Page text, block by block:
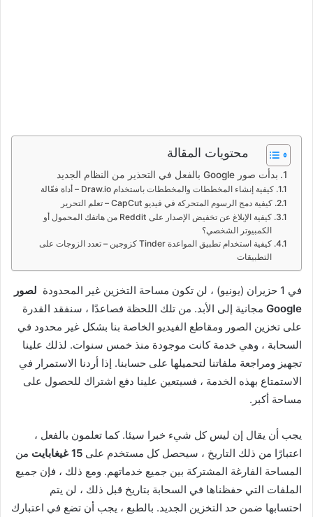
محتويات المقالة
بدأت صور Google بالفعل في التحذير من النظام الجديد
كيفية إنشاء المخططات والمخططات باستخدام Draw.io – أداة فعّالة
كيفية دمج الرسوم المتحركة في فيديو CapCut – تعلم التحرير
كيفية الإبلاغ عن تخفيض الإصدار على Reddit من هاتفك المحمول أو
الكمبيوتر الشخصي؟
كيفية استخدام تطبيق المواعدة Tinder كزوجين – تعدد الزوجات على
التطبيقات
في 1 حزيران (يونيو) ، لن تكون مساحة التخزين غير المحدودة
لصور
Google مجانية إلى الأبد. من تلك اللحظة فصاعدًا ، سنفقد القدرة
على تخزين الصور ومقاطع الفيديو الخاصة بنا بشكل غير محدود في
السحابة ، وهي خدمة كانت موجودة منذ خمس سنوات. لذلك علينا
تجهيز ومراجعة ملفاتنا لتحميلها على حسابنا. إذا أردنا الاستمرار في
الاستمتاع بهذه الخدمة ، فسيتعين علينا دفع اشتراك للحصول على
مساحة أكبر.
يجب أن يقال إن ليس كل شيء خبرا سيئا. كما تعلمون بالفعل ،
اعتبارًا من ذلك التاريخ ، سيحصل كل مستخدم على 15 غيغابايت
من
المساحة الفارغة المشتركة بين جميع خدماتهم. ومع ذلك ، فإن جميع
الملفات التي حفظناها في السحابة بتاريخ قبل ذلك ، لن يتم
احتسابها ضمن حد التخزين الجديد. بالطبع ، يجب أن تضع في اعتبارك